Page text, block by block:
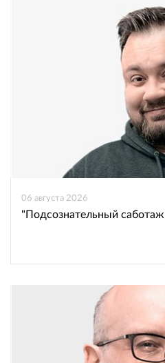
Одноклассниках
06 августа 2026
"Подсознательный